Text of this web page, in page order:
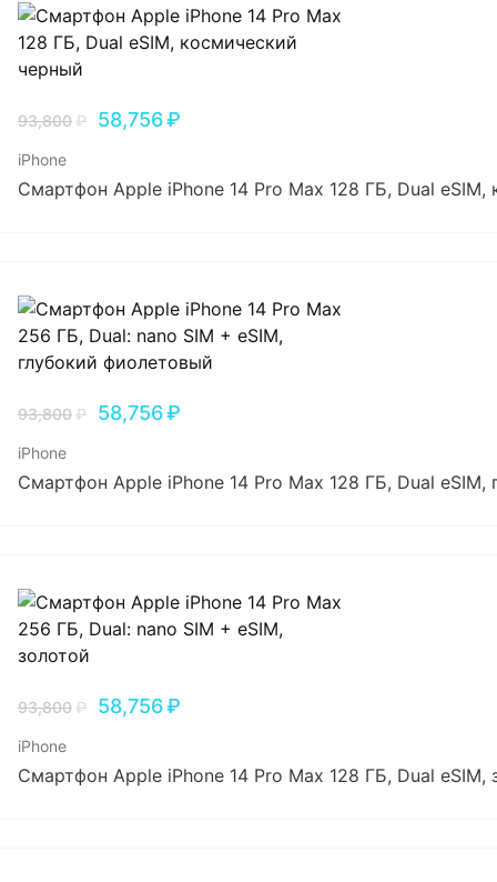
93,800₽ 58,756₽
iPhone
Смартфон Apple iPhone 14 Pro Max 128 ГБ, Dual
93,800₽ 58,756₽
iPhone
Смартфон Apple iPhone 14 Pro Max 128 ГБ, Dual еSIM,
93,800₽ 58,756₽
iPhone
Смартфон Apple iPhone 14 Pro Max 128 ГБ, Dual еSIM,